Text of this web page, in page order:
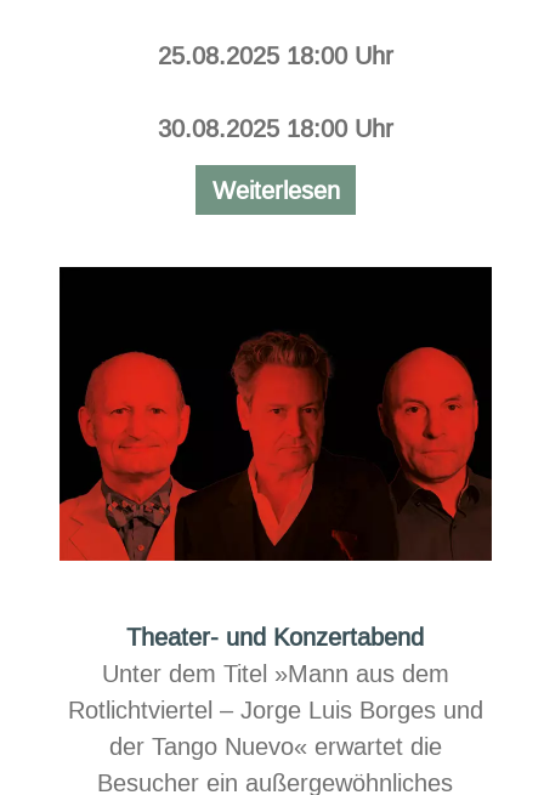
25.08.2025 18:00 Uhr
30.08.2025 18:00 Uhr
WeiterlesenBoogie-,
Blues-
Theater- und Konzertabend
Unter dem Titel »Mann aus dem
Rotlichtviertel – Jorge Luis Borges und
der Tango Nuevo« erwartet die
Besucher ein außergewöhnliches